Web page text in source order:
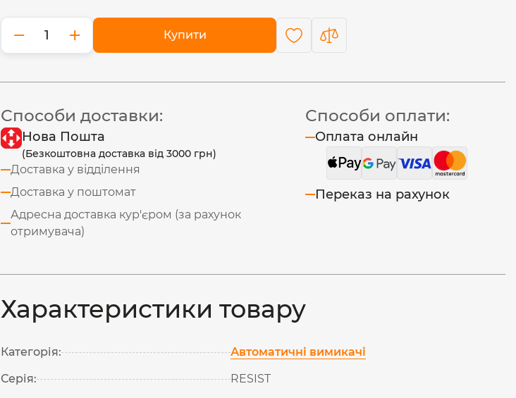
− + Купити
Способи доставки:
Нова Пошта
(Безкоштовна доставка від 3000 грн)
Доставка у відділення
Доставка у поштомат
Адресна доставка кур'єром (за рахунок
отримувача)
Способи оплати:
Оплата онлайн
Переказ на рахунок
Характеристики товару
Категорія:
Автоматичні вимикачі
Серія:
RESIST